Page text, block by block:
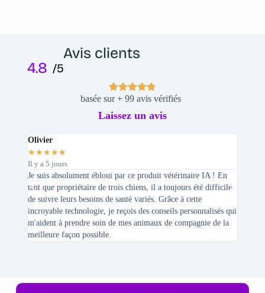
Avis clients
4.8 /5
basée sur + 99 avis vérifiés
Laissez un avis
Olivier
★★★★★
Il y a 5 jours
Je suis absolument ébloui par ce produit vétérinaire IA ! En
tant que propriétaire de trois chiens, il a toujours été difficile
de suivre leurs besoins de santé variés. Grâce à cette
incroyable technologie, je reçois des conseils personnalisés qui
m'aident à prendre soin de mes animaux de compagnie de la
meilleure façon possible.